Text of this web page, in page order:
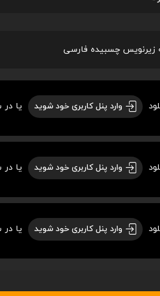
زیرنویس چسبیده فارسی
وارد پنل کاربری خود شوید یا
وارد پنل کاربری خود شوید یا
وارد پنل کاربری خود شوید یا